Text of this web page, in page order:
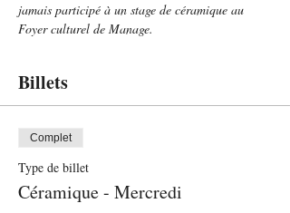
jamais participé à un stage de céramique au
Foyer culturel de Manage.
Billets
Complet
Type de billet
Céramique - Mercredi